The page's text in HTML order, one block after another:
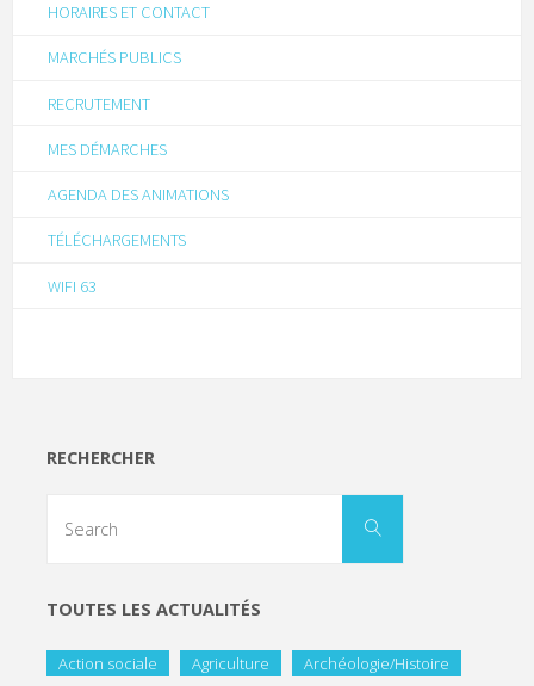
HORAIRES ET CONTACT
MARCHÉS PUBLICS
RECRUTEMENT
MES DÉMARCHES
AGENDA DES ANIMATIONS
TÉLÉCHARGEMENTS
WIFI 63
RECHERCHER
TOUTES LES ACTUALITÉS
Action sociale Agriculture
Archéologie/Histoire